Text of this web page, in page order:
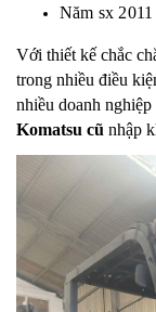
Năm sx
Với thiết kế chắc
trong nhiều điều
nhiều doanh
Komatsu cũ nhập